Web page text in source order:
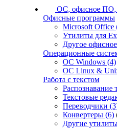
ОС, офисное ПО,
Офисные программы
Microsoft Office
Утилиты для
Другое
Операционные
ОС Windows (4)
ОС Linux &
Работа с текстом
Распознавание
Текстовые
Переводчики
Конвертеры (6)
Другие